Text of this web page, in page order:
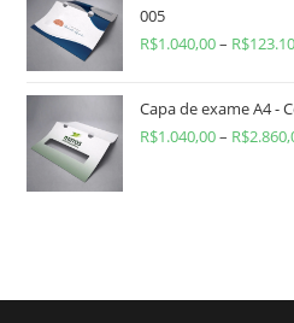
005
R$1.040,00– R$
Capa de exame A4 -
R$1.040,00– R$